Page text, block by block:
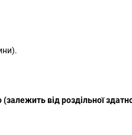
від роздільної